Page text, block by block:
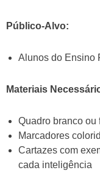
Público-Alvo:
Alunos do Ensino
Materiais
Quadro branco ou
Marcadores
Cartazes com
cada inteligência